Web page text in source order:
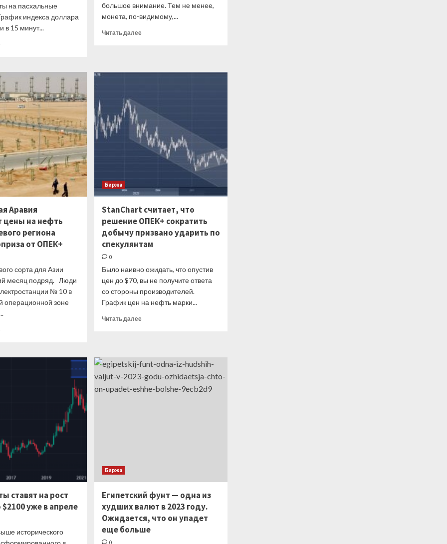
на пасхальные
индекса доллара
в 15 минут...
Прочитать
Доллар
осторожен
в
преддверии
ключевых
данных
по
занятости
большое внимание. Тем не менее,
монета, по-видимому,...
Читать далееПрочитать
уровне
000
долларов
Аравия
цены на нефть
региона
от ОПЕК+
сорта для Азии
месяц подряд. Люди
№ 10 в
операционной зоне
Прочитать
Саудовская
после
сюрприза
Биржа
StanChart считает, что
решение ОПЕК+ сократить
добычу призвано ударить по
спекулянтам
0
Было наивно ожидать, что опустив
цен до $70, вы не получите ответа
со стороны производителей.
График цен на нефть марки...
Читать далееПрочитать
что
решение
сократить
ставят на рост
уже в апреле
исторического
Биржа
Египетский фунт — одна из
худших валют в 2023 году.
Ожидается, что он упадет
еще больше
0